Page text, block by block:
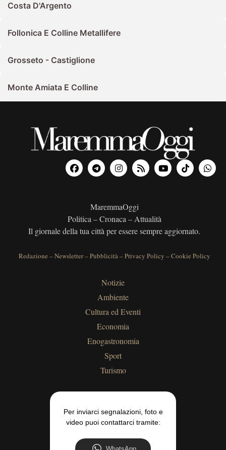
Costa D'Argento
Follonica E Colline Metallifere
Grosseto - Castiglione
Monte Amiata E Colline
MaremmaOggi
Politica – Cronaca – Attualità
Il giornale della tua città per essere sempre aggiornato.
Redazione –Newsletter–Pubblicità–Privacy Policy –Cookie Policy
Notizie
Ambiente
Cultura ed Eventi
Economia
Enogastronomia
Sport
Turismo
Per inviarci segnalazioni, foto e
video puoi contattarci tramite: